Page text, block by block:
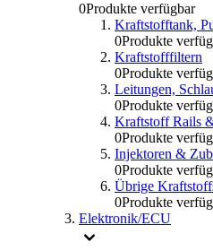
0Produkte verfügbar
Kraftstofftank,
0Produkte
Kraftstofffiltern
0Produkte
Leitungen,
0Produkte
Kraftstoff Rails
0Produkte
Injektoren &
0Produkte
Übrige
0Produkte
Elektronik/ECU